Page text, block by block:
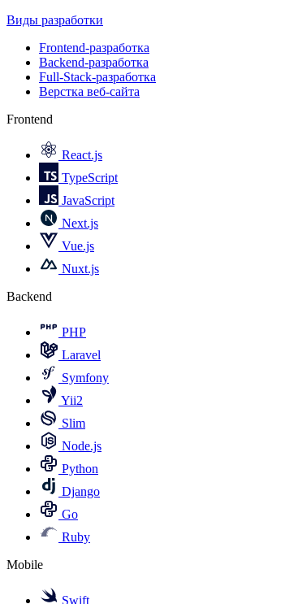
Виды разработки
Frontend-разработка
Backend-разработка
Full-Stack-разработка
Верстка веб-сайта
Frontend
React.js
TypeScript
JavaScript
Next.js
Vue.js
Nuxt.js
Backend
PHP
Laravel
Symfony
Yii2
Slim
Node.js
Python
Django
Go
Ruby
Mobile
Swift